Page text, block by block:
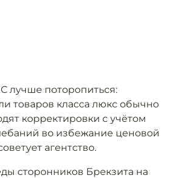
лучше поторопиться:
товаров класса люкс обычно
корректировки с учётом
во избежание ценовой
агентство.
сторонников Брекзита на